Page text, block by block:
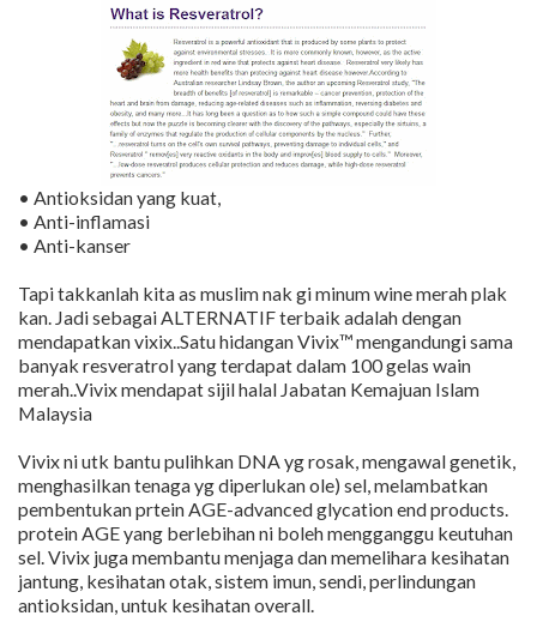
• Antioksidan yang kuat,
• Anti-inflamasi
• Anti-kanser
Tapi takkanlah kita as muslim nak gi minum wine merah plak
kan. Jadi sebagai ALTERNATIF terbaik adalah dengan
mendapatkan vixix..Satu hidangan Vivix™ mengandungi sama
banyak resveratrol yang terdapat dalam 100 gelas wain
merah..Vivix mendapat sijil halal Jabatan Kemajuan Islam
Malaysia
Vivix ni utk bantu pulihkan DNA yg rosak, mengawal genetik,
menghasilkan tenaga yg diperlukan ole) sel, melambatkan
pembentukan prtein AGE-advanced glycation end products.
protein AGE yang berlebihan ni boleh mengganggu keutuhan
sel. Vivix juga membantu menjaga dan memelihara kesihatan
jantung, kesihatan otak, sistem imun, sendi, perlindungan
antioksidan, untuk kesihatan overall.